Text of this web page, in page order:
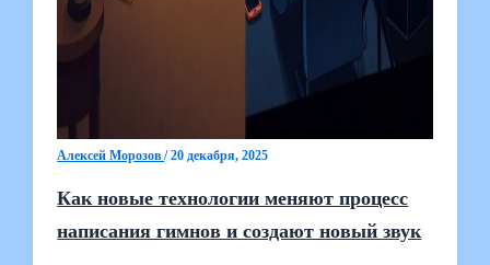
Алексей Морозов/20 декабря, 2025
Как новые технологии меняют процесс
написания гимнов и создают новый звук